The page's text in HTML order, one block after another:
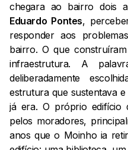
chegara ao bairro dois
Eduardo Pontes,
responder aos
bairro. O que
infraestrutura. A
deliberadamente
estrutura que sustentava
já era. O próprio edifício
pelos moradores,
anos que o Moinho ia